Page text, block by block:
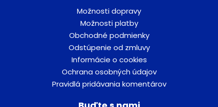
Možnosti dopravy
Možnosti platby
Obchodné podmienky
Odstúpenie od zmluvy
Informácie o cookies
Ochrana osobných údajov
Pravidlá pridávania komentárov